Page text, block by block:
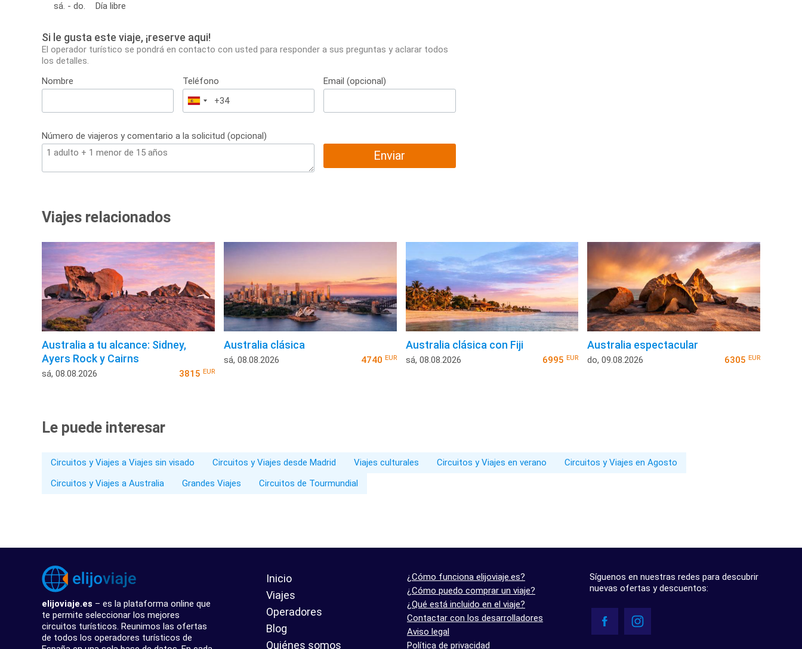
sá. - do.
Día libre
Si le gusta este viaje, ¡reserve aqui!
El operador turístico se pondrá en contacto con usted para responder a sus preguntas y aclarar todos
los detalles.
Nombre
Teléfono
España
+34
Email (opcional)
Número de viajeros y comentario a la solicitud (opcional)
Enviar
Viajes relacionados
Australia a tu alcance: Sidney,
Ayers Rock y Cairns
sá, 08.08.2026 3815 EUR
Australia clásica
sá, 08.08.2026 4740 EUR
Australia clásica con Fiji
sá, 08.08.2026 6995EUR
Australia espectacular
do, 09.08.2026 6305 EUR
Le puede interesar
Circuitos y Viajes a Viajes sin visado Circuitos y Viajes desde Madrid Viajes culturales Circuitos y Viajes en verano
Circuitos y Viajes en Agosto
Circuitos y Viajes a Australia
Grandes Viajes Circuitos de Tourmundial
elijoviaje.es – es la plataforma online que
te permite seleccionar los mejores
circuitos turísticos. Reunimos las ofertas
de todos los operadores turísticos de
Inicio
Viajes
Operadores
Blog
Quiénes somos
¿Cómo funciona elijoviaje.es?
¿Cómo puedo comprar un viaje?
¿Qué está incluido en el viaje?
Contactar con los desarrolladores
Aviso legal
Política de privacidad
Síguenos en nuestras redes para descubrir
nuevas ofertas y descuentos: